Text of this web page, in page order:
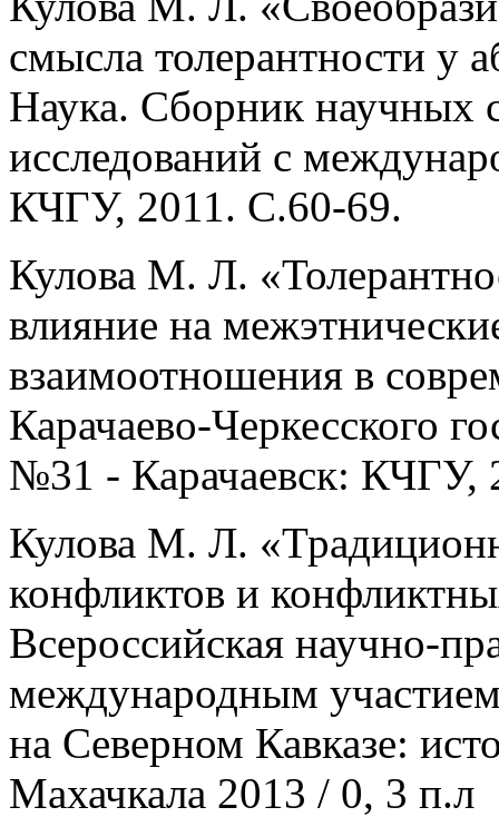
смысла толерантности у
Наука. Сборник научных
исследований с
КЧГУ, 2011. С.60-69.
Кулова М. Л.
влияние на
взаимоотношения в
Карачаево-Черкесского
№31 - Карачаевск: КЧГУ,
Кулова М. Л.
конфликтов и
Всероссийская научно-
международным
на Северном Кавказе:
Махачкала 2013 / 0, 3 п.л